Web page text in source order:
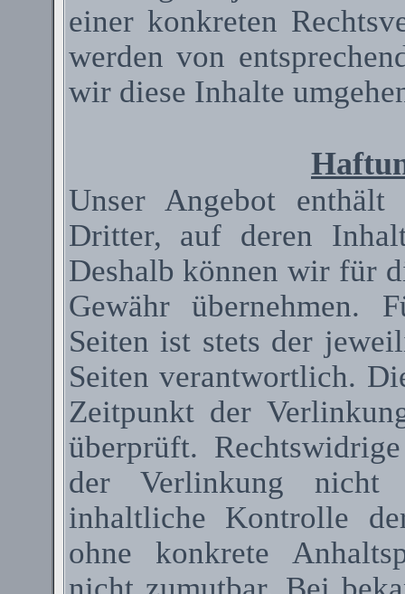
einer konkreten
werden von
wir diese Inhalte
Unser Angebot
Dritter, auf deren
Deshalb können wir für
Gewähr übernehmen.
Seiten ist stets der
Seiten verantwortlich.
Zeitpunkt der
überprüft.
der Verlinkung nicht
inhaltliche Kontrolle
ohne konkrete